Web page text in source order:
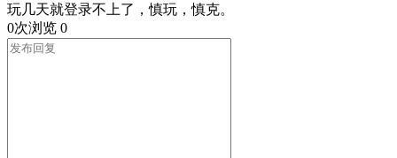
玩几天就登录不上了，慎玩，慎克。
0次浏览 0